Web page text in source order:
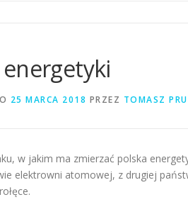
energetyki
25 MARCA 2018 PRZEZ TOMASZ
w jakim ma zmierzać polska
elektrowni atomowej, z drugiej